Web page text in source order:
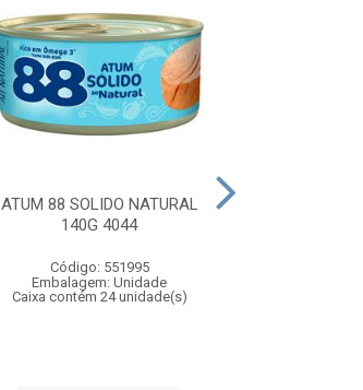
ATUM 88 SOLIDO NATURAL
140G 4044
Código: 551995
Embalagem: Unidade
Caixa contém 24 unidade(s)